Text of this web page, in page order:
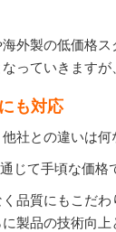
外製の低価格
っていきますが
も対応
社との違いは何
て手頃な価格
品質にもこだ
製品の技術向上